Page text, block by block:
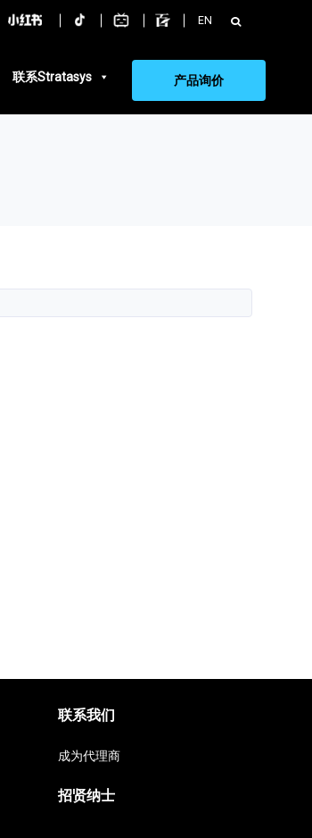
EN 搜
索：
联系Stratasys 产品询价
联系我们
成为代理商
招贤纳士